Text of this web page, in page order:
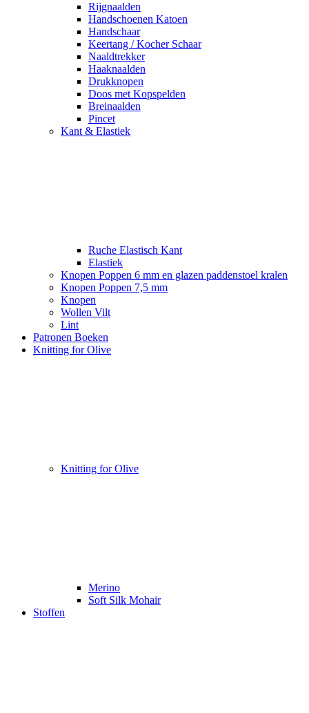
Rijgnaalden
Handschoenen Katoen
Handschaar
Keertang / Kocher Schaar
Naaldtrekker
Haaknaalden
Drukknopen
Doos met Kopspelden
Breinaalden
Pincet
Kant & Elastiek
Ruche Elastisch Kant
Elastiek
Knopen Poppen 6 mm en glazen paddenstoel kralen
Knopen Poppen 7,5 mm
Knopen
Wollen Vilt
Lint
Patronen Boeken
Knitting for Olive
Knitting for Olive
Merino
Soft Silk Mohair
Stoffen